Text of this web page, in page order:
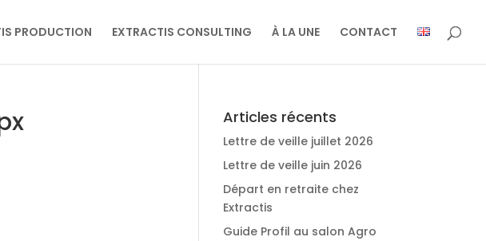
PRODUCTION EXTRACTIS CONSULTING À LA UNE CONTACT
Articles récents
Lettre de veille juillet 2026
Lettre de veille juin 2026
Départ en retraite chez
Extractis
Guide Profil au salon Agro